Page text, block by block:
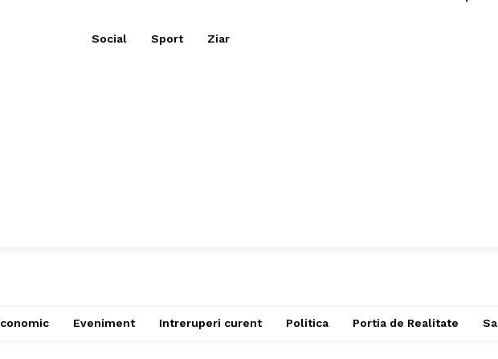
Eveniment Intreruperi curent Politica Portia de Realitate
Social Sport Ziar